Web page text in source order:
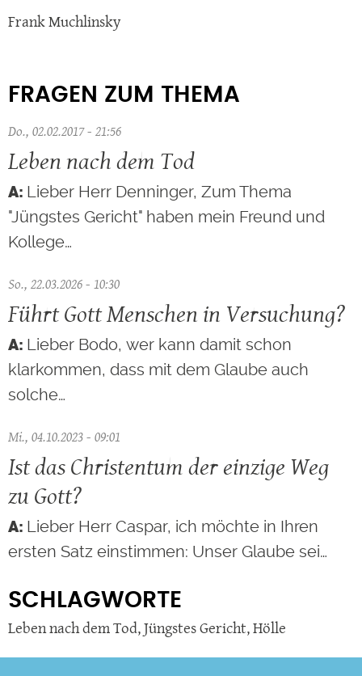
Frank Muchlinsky
FRAGEN ZUM THEMA
Do., 02.02.2017 - 21:56
Leben nach dem Tod
Lieber Herr Denninger, Zum Thema
"Jüngstes Gericht" haben mein Freund und
Kollege…
So., 22.03.2026 - 10:30
Führt Gott Menschen in Versuchung?
Lieber Bodo, wer kann damit schon
klarkommen, dass mit dem Glaube auch
solche…
Mi., 04.10.2023 - 09:01
Ist das Christentum der einzige Weg
zu Gott?
Lieber Herr Caspar, ich möchte in Ihren
ersten Satz einstimmen: Unser Glaube sei…
SCHLAGWORTE
Leben nach dem Tod,Jüngstes Gericht,Hölle